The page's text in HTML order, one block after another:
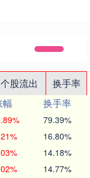
个股流出
换手率
幅
换手率
79.39%
16.80%
14.18%
14.77%